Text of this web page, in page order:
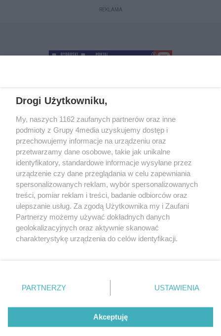
REKLAMA
+48 52 5812666
O nas Reklama Regulamin
Kontakt
Wydarzenia
Ogłoszenia Katalog firm
Zapisz się do newslettera
Dołącz do grona ludzi najlepiej poinformowanych!
Zapisz się »
Drogi Użytkowniku,
My, naszych 1162 zaufanych partnerów oraz inne
podmioty z Grupy 4media uzyskujemy dostęp i
przechowujemy informacje na urządzeniu oraz
przetwarzamy dane osobowe, takie jak unikalne
identyfikatory, standardowe informacje wysyłane przez
urządzenie czy dane przeglądania w celu zapewniania
spersonalizowanych reklam, wybór spersonalizowanych
treści, pomiar reklam i treści, badanie odbiorców oraz
ulepszanie usług. Za zgodą Użytkownika my i Zaufani
Partnerzy możemy używać dokładnych danych
geolokalizacyjnych oraz aktywnie skanować
charakterystykę urządzenia do celów identyfikacji.
zmienić/wycofać klikając przycisk ustawień prywatności
znajdujący się w lewym dolnym rogu strony
. Niektóre
użytkownika, ale masz prawo sprzeciwić się takiemu
przetwarzaniu. Preferencje będą miały zastosowania tylko
PARTNERZY USTAWIENIA
Akceptuję